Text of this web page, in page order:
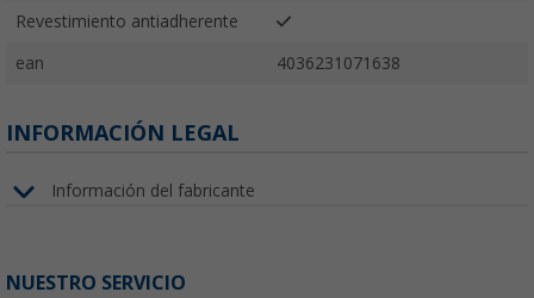
Revestimiento antiadherente
ean 4036231071638
INFORMACIÓN LEGAL
Información del fabricante
NUESTRO SERVICIO